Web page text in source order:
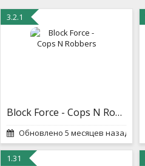
3.2.1
Block Force - Cops N Robbers
Обновлено 5 месяцев назад
1.31